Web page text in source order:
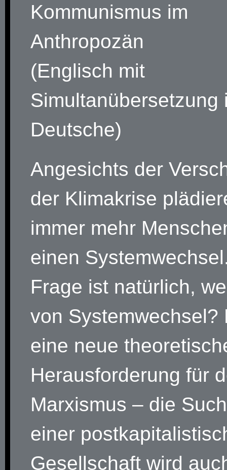
Kommunismus im
Anthropozän
(Englisch mit
Simultanübersetzung
Deutsche)
Angesichts der
der Klimakrise
immer mehr
einen
Frage ist natürlich,
von Systemwechsel?
eine neue
Herausforderung für
Marxismus – die
einer
Gesellschaft wird